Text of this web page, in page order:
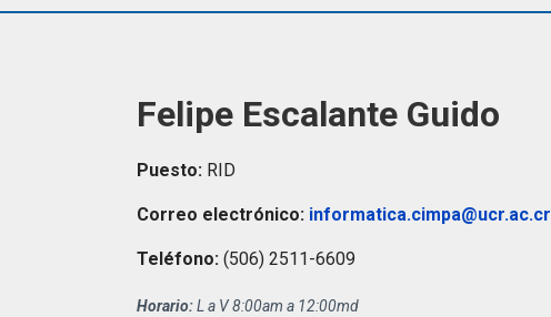
Felipe Escalante Guido
Puesto: RID
Correo electrónico: informatica.cimpa@ucr.ac.cr
Teléfono: (506) 2511-6609
Horario:L a V 8:00am a 12:00md